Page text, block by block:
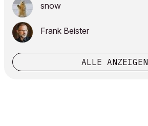
snow
Frank Beister
ALLE ANZEIGEN